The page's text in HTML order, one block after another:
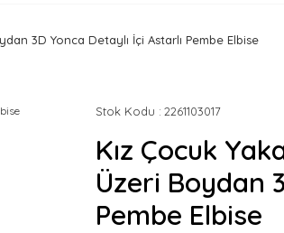
3D Yonca Detaylı İçi Astarlı Pembe Elbise
Stok Kodu 2261103017
Kız Çocuk
Üzeri Boydan
Pembe Elbise